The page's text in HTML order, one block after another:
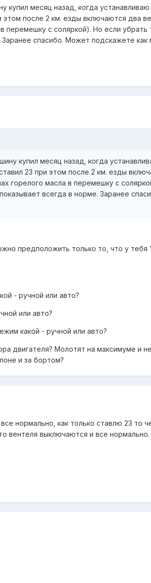
купил месяц назад, когда
после 2 км. езды включаются два
перемешку с соляркой). Но если
спасибо. Может подскажете
купил месяц назад, когда
23 при этом после 2 км. езды
горелого масла в перемешку с
всегда в норме. Заранее
предположить только то, что у
- ручной или авто?
или авто?
какой - ручной или авто?
двигателя? Молотят на максимуме и
и за бортом?
нормально, как только ставлю 23 то
вентеля выключаются и все нормально.